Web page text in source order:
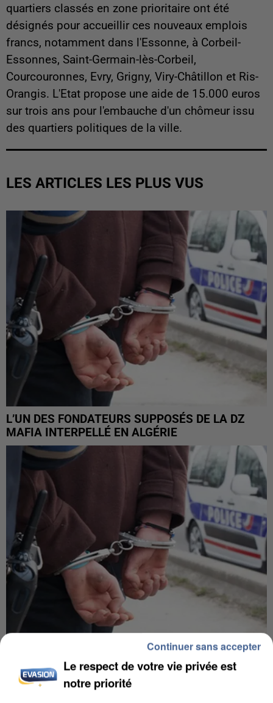
quartiers classés en zone prioritaire ont été
désignés pour accueillir ces nouveaux emplois
francs, notamment dans l'Essonne, à Corbeil-
Essonnes, Saint-Germain-lès-Corbeil,
Courcouronnes, Evry, Grigny, Viry-Châtillon et Ris-
Orangis. L'Etat propose une aide de 15.000 euros
sur trois ans pour l'embauche d'un chômeur issu
des quartiers politiques de la ville.
LES ARTICLES LES PLUS VUS
L’UN DES FONDATEURS SUPPOSÉS DE LA DZ
MAFIA INTERPELLÉ EN ALGÉRIE
UN SECOND CADRE DE LA DZ MAFIA
INTERPELLÉ EN ALGÉRIE
Le respect de votre vie privée est
notre priorité
Continuer sans accepter